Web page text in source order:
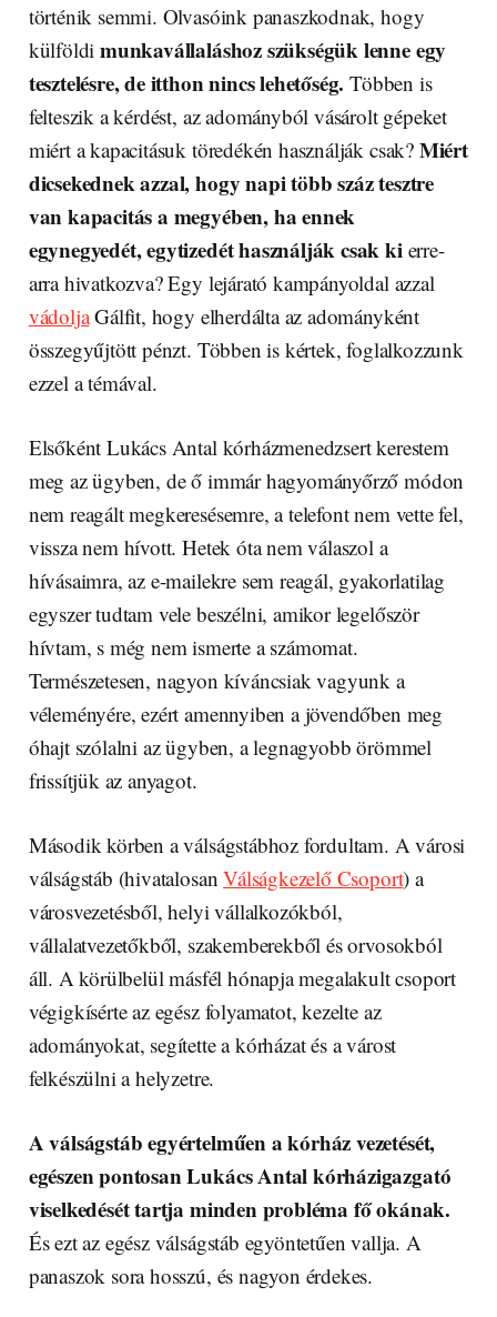
történik semmi. Olvasóink panaszkodnak, hogy
külföldi munkavállaláshoz szükségük lenne egy
tesztelésre, de itthon nincs lehetőség. Többen is
felteszik a kérdést, az adományból vásárolt gépeket
miért a kapacitásuk töredékén használják csak? Miért
dicsekednek azzal, hogy napi több száz tesztre
van kapacitás a megyében, ha ennek
egynegyedét, egytizedét használják csak ki erre-
arra hivatkozva? Egy lejárató kampányoldal azzal
vádoljaGálfit, hogy elherdálta az adományként
összegyűjtött pénzt. Többen is kértek, foglalkozzunk
ezzel a témával.
Elsőként Lukács Antal kórházmenedzsert kerestem
meg az ügyben, de ő immár hagyományőrző módon
nem reagált megkeresésemre, a telefont nem vette fel,
vissza nem hívott. Hetek óta nem válaszol a
hívásaimra, az e-mailekre sem reagál, gyakorlatilag
egyszer tudtam vele beszélni, amikor legelőször
hívtam, s még nem ismerte a számomat.
Természetesen, nagyon kíváncsiak vagyunk a
véleményére, ezért amennyiben a jövendőben meg
óhajt szólalni az ügyben, a legnagyobb örömmel
frissítjük az anyagot.
Második körben a válságstábhoz fordultam. A városi
válságstáb (hivatalosanVálságkezelő Csoport) a
városvezetésből, helyi vállalkozókból,
vállalatvezetőkből, szakemberekből és orvosokból
áll. A körülbelül másfél hónapja megalakult csoport
végigkísérte az egész folyamatot, kezelte az
adományokat, segítette a kórházat és a várost
felkészülni a helyzetre.
A válságstáb egyértelműen a kórház vezetését,
egészen pontosan Lukács Antal kórházigazgató
viselkedését tartja minden probléma fő okának.
És ezt az egész válságstáb egyöntetűen vallja. A
panaszok sora hosszú, és nagyon érdekes.